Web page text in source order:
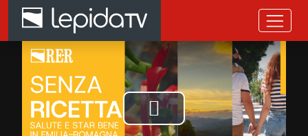
Salta al contenuto principale
Senza Ricetta - Salute e star
Riprodurre